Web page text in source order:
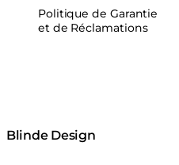
Politique de Garantie
et de Réclamations
Blinde Design